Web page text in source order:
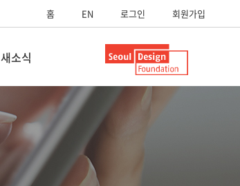
홈 EN 로그인 회원가입
새소식
공지사항
보도자료
SUP영상